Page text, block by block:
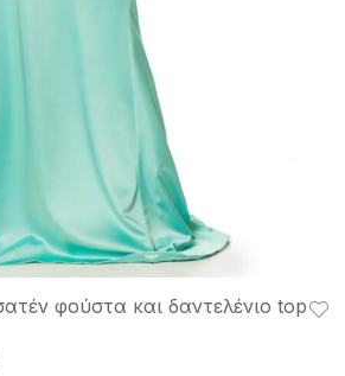
φούστα και δαντελένιο top